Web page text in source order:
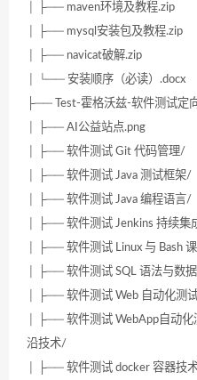
│ ├── maven环境及教程.zip
│ ├── mysql安装包及教程.zip
│ ├── navicat破解.zip
│ └── 安装顺序（必读）.docx
├── Test-霍格沃兹-软件测试定
│ ├── AI公益站点.png
│ ├── 软件测试 Git 代码管理/
│ ├── 软件测试 Java 测试框架/
│ ├── 软件测试 Java 编程语言/
│ ├── 软件测试 Jenkins 持续集
│ ├── 软件测试 Linux 与 Bash
│ ├── 软件测试 SQL 语法与数
│ ├── 软件测试 Web 自动化测
│ ├── 软件测试 WebApp自动
沿技术/
│ ├── 软件测试 docker 容器技